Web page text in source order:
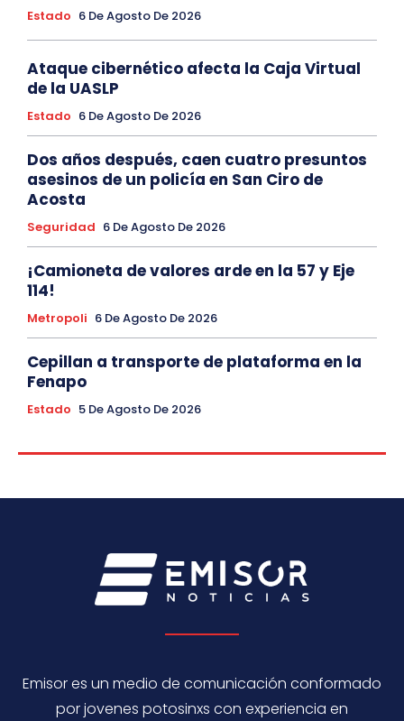
Estado 6 De Agosto De 2026
Ataque cibernético afecta la Caja Virtual
de la UASLP
Estado 6 De Agosto De 2026
Dos años después, caen cuatro presuntos
asesinos de un policía en San Ciro de
Acosta
Seguridad 6 De Agosto De 2026
¡Camioneta de valores arde en la 57 y Eje
114!
Metropoli 6 De Agosto De 2026
Cepillan a transporte de plataforma en la
Fenapo
Estado 5 De Agosto De 2026
Emisor es un medio de comunicación conformado
por jovenes potosinxs con experiencia en